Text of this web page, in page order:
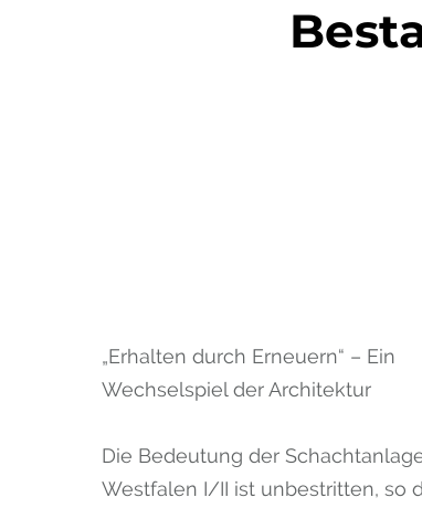
„Erhalten durch Erneuern“ – Ein
Wechselspiel der Architektur
Die Bedeutung der
Westfalen I/II ist unbestritten, so